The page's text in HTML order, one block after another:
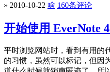
» 2010-10-22 啥 160条评论
开始使用 EverNote
平时浏览网站时，看到有用的
的习惯，虽然可以标记，但因